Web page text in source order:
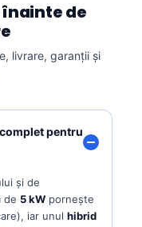
de
livrare, garanții și
pentru
și de
de 5 kW pornește
iar unul hibrid